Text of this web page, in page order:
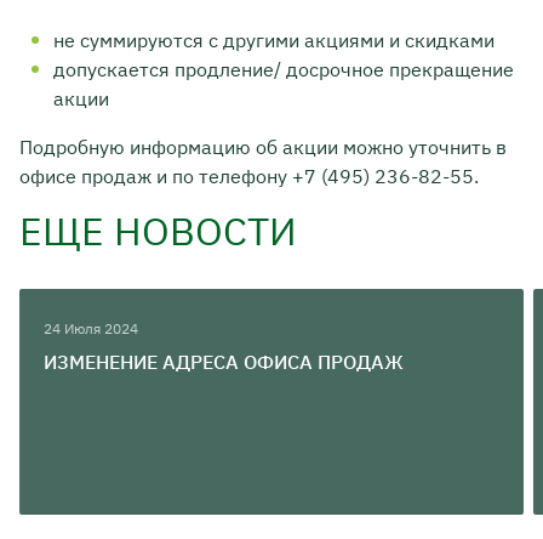
не суммируются с другими акциями и скидками
допускается продление/ досрочное прекращение
акции
Подробную информацию об акции можно уточнить в
офисе продаж и по телефону +7 (495) 236-82-55.
ЕЩЕ НОВОСТИ
24 Июля 2024
ИЗМЕНЕНИЕ АДРЕСА ОФИСА ПРОДАЖ